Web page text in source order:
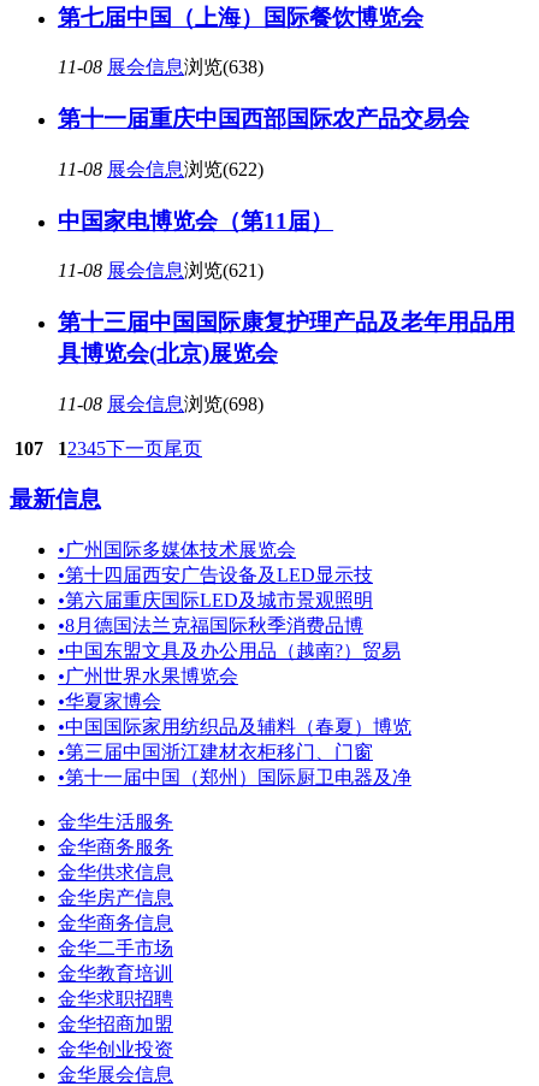
第七届中国（上海）国际餐饮博览会
11-08 展会信息浏览(638)
第十一届重庆中国西部国际农产品交易会
11-08 展会信息浏览(622)
中国家电博览会（第11届）
11-08 展会信息浏览(621)
第十三届中国国际康复护理产品及老年用品用
具博览会(北京)展览会
11-08 展会信息浏览(698)
107 12345下一页尾页
最新信息
•广州国际多媒体技术展览会
•第十四届西安广告设备及LED显示技
•第六届重庆国际LED及城市景观照明
•8月德国法兰克福国际秋季消费品博
•中国东盟文具及办公用品（越南?）贸易
•广州世界水果博览会
•华夏家博会
•中国国际家用纺织品及辅料（春夏）博览
•第三届中国浙江建材衣柜移门、门窗
•第十一届中国（郑州）国际厨卫电器及净
金华生活服务
金华商务服务
金华供求信息
金华房产信息
金华商务信息
金华二手市场
金华教育培训
金华求职招聘
金华招商加盟
金华创业投资
金华展会信息